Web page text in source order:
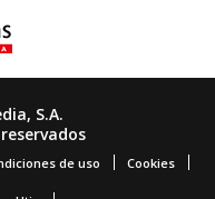
S.A.
de uso Cookies